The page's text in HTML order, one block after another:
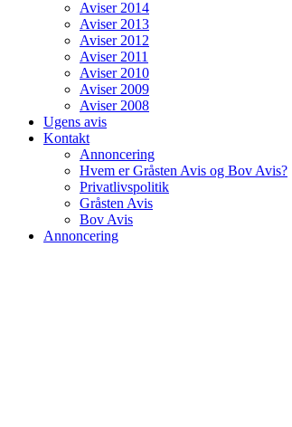
Aviser 2014
Aviser 2013
Aviser 2012
Aviser 2011
Aviser 2010
Aviser 2009
Aviser 2008
Ugens avis
Kontakt
Annoncering
Hvem er Gråsten Avis og Bov Avis?
Privatlivspolitik
Gråsten Avis
Bov Avis
Annoncering